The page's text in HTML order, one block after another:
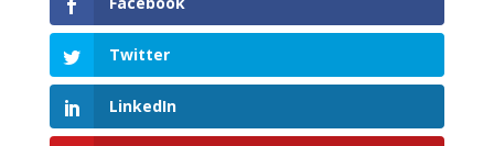
Twitter
LinkedIn